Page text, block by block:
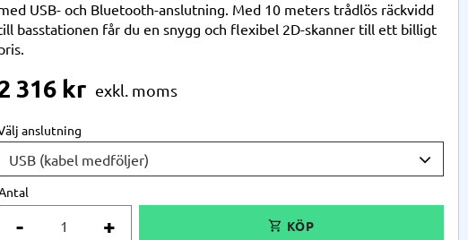
USB- och Bluetooth-anslutning. Med 10 meters trådlös räckvidd
basstationen får du en snygg och flexibel 2D-skanner till ett billigt
316kr
anslutning
+
-